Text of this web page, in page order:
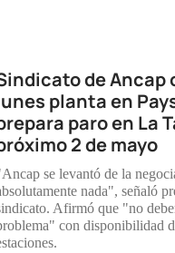
de Ancap
planta en
paro en La
2 de mayo
se levantó de la
nada", señaló
Afirmó que "no
con disponibilidad